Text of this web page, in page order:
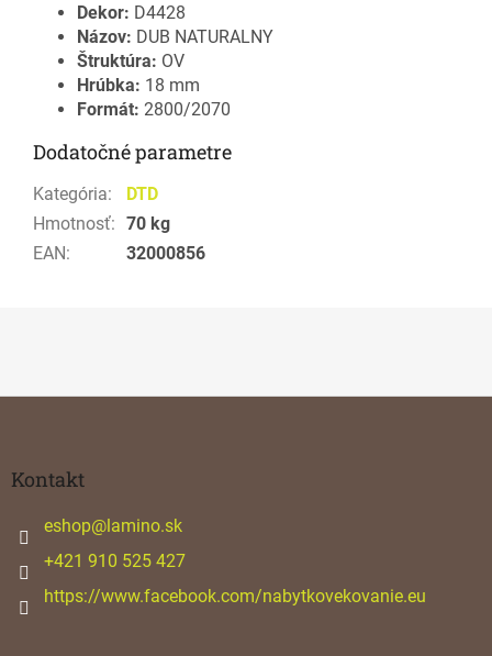
Dekor: D4428
Názov: DUB NATURALNY
Štruktúra: OV
Hrúbka: 18 mm
Formát: 2800/2070
Dodatočné parametre
Kategória:
DTD
Hmotnosť: 70 kg
EAN: 32000856
Kontakt
eshop@lamino.sk
+421 910 525 427
https://www.facebook.com/nabytkovekovanie.eu